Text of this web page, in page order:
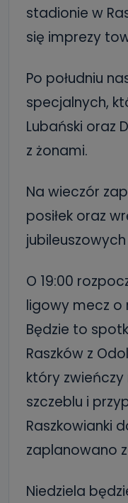
stadionie w
się imprezy
Po południu
specjalnych,
Lubański oraz
z żonami.
Na wieczór
posiłek oraz
O 19:00
ligowy mecz o
Będzie to
Raszków z
który
szczeblu i
Raszkowianki
zaplanowano
Niedziela